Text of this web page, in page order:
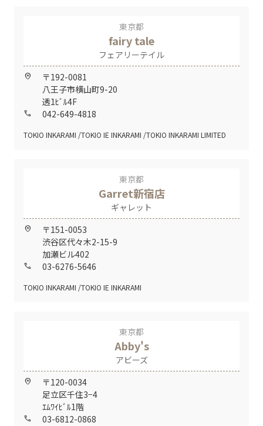
東京都
fairy tale
フェアリーテイル
home_pin
〒192-0081
八王子市横山町9-20
透1ﾋﾞﾙ4F
call 042-649-4818
TOKIO INKARAMI TOKIO IE INKARAMI TOKIO INKARAMI LIMITED
東京都
Garret新宿店
ギャレット
home_pin
〒151-0053
渋谷区代々木2-15-9
加瀬ビル402
call 03-6276-5646
TOKIO INKARAMI TOKIO IE INKARAMI
東京都
Abby's
アビーズ
home_pin
〒120-0034
足立区千住3−4
ｴﾑﾜｲﾋﾞﾙ1階
call 03-6812-0868